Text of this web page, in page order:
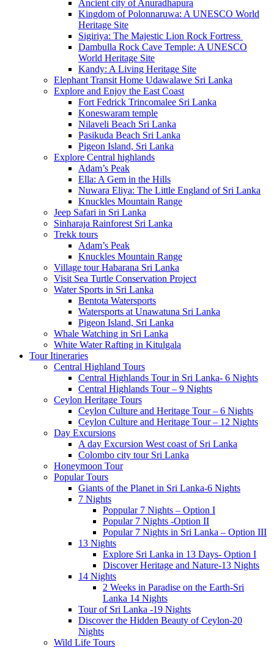
Ancient city of Anuradhapura
Kingdom of Polonnaruwa: A UNESCO World
Heritage Site
Sigiriya: The Majestic Lion Rock Fortress
Dambulla Rock Cave Temple: A UNESCO
World Heritage Site
Kandy: A Living Heritage Site
Elephant Transit Home Udawalawe Sri Lanka
Explore and Enjoy the East Coast
Fort Fedrick Trincomalee Sri Lanka
Koneswaram temple
Nilaveli Beach Sri Lanka
Pasikuda Beach Sri Lanka
Pigeon Island, Sri Lanka
Explore Central highlands
Adam’s Peak
Ella: A Gem in the Hills
Nuwara Eliya: The Little England of Sri Lanka
Knuckles Mountain Range
Jeep Safari in Sri Lanka
Sinharaja Rainforest Sri Lanka
Trekk tours
Adam’s Peak
Knuckles Mountain Range
Village tour Habarana Sri Lanka
Visit Sea Turtle Conservation Project
Water Sports in Sri Lanka
Bentota Watersports
Watersports at Unawatuna Sri Lanka
Pigeon Island, Sri Lanka
Whale Watching in Sri Lanka
White Water Rafting in Kitulgala
Tour Itineraries
Central Highland Tours
Central Highlands Tour in Sri Lanka- 6 Nights
Central Highlands Tour – 9 Nights
Ceylon Heritage Tours
Ceylon Culture and Heritage Tour – 6 Nights
Ceylon Culture and Heritage Tour – 12 Nights
Day Excursions
A day Excursion West coast of Sri Lanka
Colombo city tour Sri Lanka
Honeymoon Tour
Popular Tours
Giants of the Planet in Sri Lanka-6 Nights
7 Nights
Poppular 7 Nights – Option I
Popular 7 Nights -Option II
Popular 7 Nights in Sri Lanka – Option III
13 Nights
Explore Sri Lanka in 13 Days- Option I
Discover Heritage and Nature-13 Nights
14 Nights
2 Weeks in Paradise on the Earth-Sri
Lanka 14 Nights
Tour of Sri Lanka -19 Nights
Discover the Hidden Beauty of Ceylon-20
Nights
Wild Life Tours